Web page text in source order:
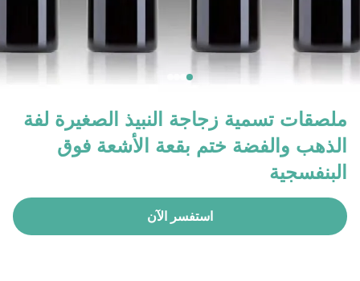
ملصقات تسمية زجاجة النبيذ الصغيرة لفة
الذهب والفضة ختم بقعة الأشعة فوق
البنفسجية
استفسر الآن